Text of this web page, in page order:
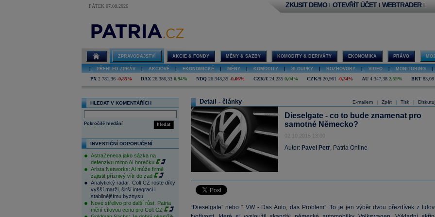
PÁTEK 07.08.2026 ZKUSIT DEMO | OTEVŘÍT ÚČET | WEBTRADER |
ZPRAVODAJSTVÍ AKCIE & FONDY MĚNY & SAZBY KOMODITY & DERIVÁTY EKONOMIKA PRÁVO
PŘEHLED ZPRÁV AKCIOVÉ EKONOMICKÉ MĚNY KOMODITY SLOUPKY ROZHOVORY VIDEO MONITORING
PX 2 781,36 -0,85% DAX 26 386,33 0,94% NDQ 26 348,35 -0,06% CZK/€ 24,235 0,04% CZK/$ 20,961 -0,34% AU 4 347,38 2,59% BRT 83,08
HLEDAT V KOMENTÁŘÍCH
hledat
Pokročilé hledání
INVESTIČNÍ DOPORUČENÍ
AstraZeneca jako sázka na
defenzivu mimo AI horečku
Arista Networks: AI může firmě
zajistit příznivý vítr do zad
Analytický radar: Colt CZ roste díky
vyšší marži, širší integraci i
stabilnějšímu byznysu
Nové střelivo pro další růst. Patria
mění cílovou cenu pro Colt CZ
E-mailem Zpět Tisk Diskutuj
Detail - články
Dieselgate - co to bude znamenat pro
samotné Německo?
02.10.2015 13:00
Autor: Pavel Petr, Patria Online
“Dieselgate” nebo “ VW- Das Auto, das Problem”. To je jen výběr dvou přezdívek z